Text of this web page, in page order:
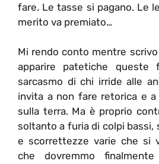
fare. Le tasse si pagano. Le
merito va premiato…
Mi rendo conto mentre
apparire patetiche queste
sarcasmo di chi irride alle
invita a non fare retorica e
sulla terra. Ma è proprio
soltanto a furia di colpi bassi,
e scorrettezze varie che si
che dovremmo